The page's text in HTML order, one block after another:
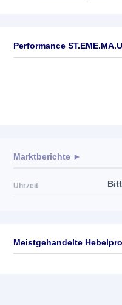
Performance
Marktberichte ►
Uhrzeit
Meistgehandelte